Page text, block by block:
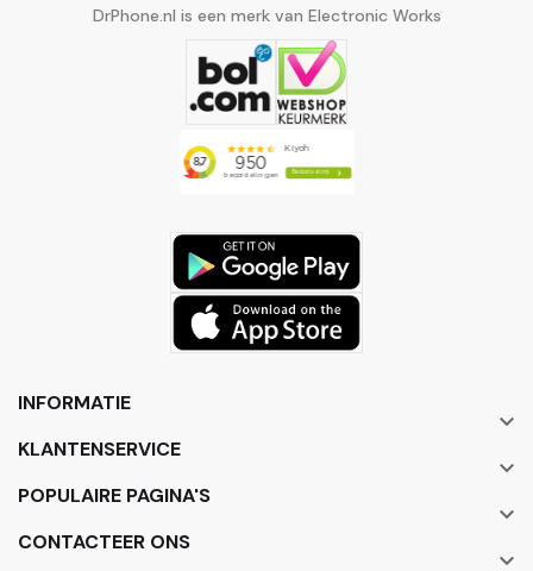
DrPhone.nl is een merk van Electronic Works
INFORMATIE

KLANTENSERVICE

POPULAIRE PAGINA'S

CONTACTEER ONS
